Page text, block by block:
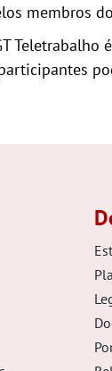
membros